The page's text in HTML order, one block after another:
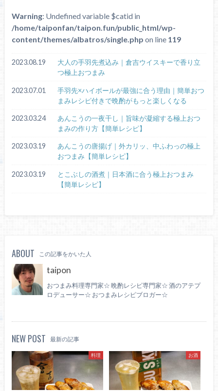
Warning: Undefined variable $catid in
/home/taiponfan/taipon.fun/public_html/wp-
content/themes/albatros/single.php on line 119
2023.08.19
大人の手羽先煮込み｜倉吉ウイスキーで香り立
つ極上おつまみ
2023.07.01
手羽先×ハイボールが最強に合う理由｜簡単おつ
まみレシピ付きで晩酌がもっと楽しくなる
2023.03.24
あんこうの一夜干し｜旨味が凝縮する極上おつ
まみの作り方【簡単レシピ】
2023.03.19
あんこうの唐揚げ｜外カリッ、中ふわっの極上
おつまみ【簡単レシピ】
2023.03.19
とこぶしの酒煮｜日本酒に合う極上おつまみ
【簡単レシピ】
ABOUT この記事をかいた人
taipon
おつまみ料理専門家☆ 晩酌レシピ専門家☆ 酒のアテプ
ロデューサー☆ おつまみレシピブロガー☆
NEW POST 最新の記事
料理 お酒